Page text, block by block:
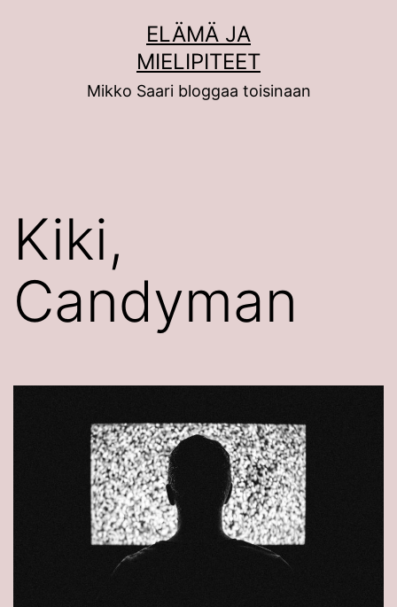
ELÄMÄ JA
MIELIPITEET
Mikko Saari bloggaa toisinaan
Kiki,
Candyman